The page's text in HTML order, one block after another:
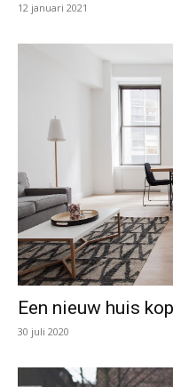
12 januari 2021
Een nieuw huis
30 juli 2020